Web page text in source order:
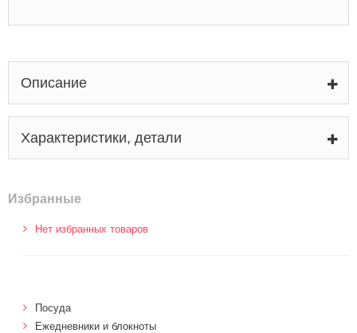
Описание
Характеристики, детали
Избранные
Нет избранных товаров
Посуда
Ежедневники и блокноты